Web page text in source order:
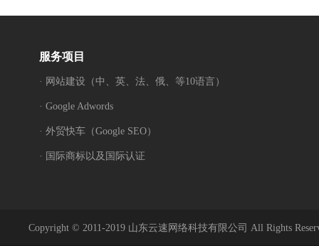
服务项目
· 网站建设（中、英、法、俄、等10语言）
· Google Adwords
· 外贸快车（Google SEO）
· 国际商标以及国际认证
Copyright © 2011-2019 山东云速网络科技有限公司 All Rights